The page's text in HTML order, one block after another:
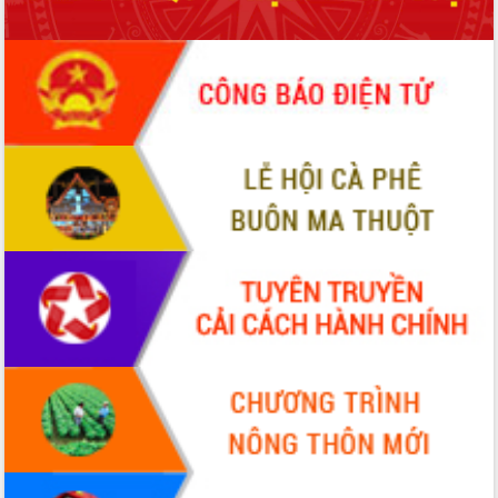
quốc phòng, quân sự địa phương năm
2026
Đắk Lắk tập trung toàn lực khắc phục
tồn tại IUU, sẵn sàng làm việc với
Đoàn thanh tra EC
Chủ tịch UBND tỉnh Tạ Anh Tuấn thăm,
chúc mừng các bệnh viện nhân Ngày
Thầy thuốc Việt Nam
Rộn ràng lễ hội truyền thống Sông
nước Đà Nông lần thứ I năm 2026
Kỳ họp Chuyên đề lần thứ Năm, HĐND
tỉnh Đắk Lắk thông qua các nghị quyết
quan trọng
Thống nhất danh sách giới thiệu ứng
cử đại biểu Quốc hội khoá XVI và đại
biểu HĐND tỉnh Đắk Lắk, nhiệm kỳ
2026-2031
Phát động hai phong trào thi đua quan
trọng trong kỷ nguyên mới
Hội nghị lần thứ tư Ban Chỉ đạo công